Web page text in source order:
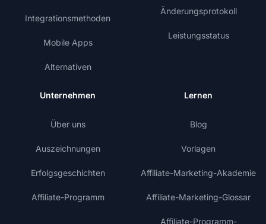
Integrationsmethoden
Mobile Apps
Alternativen
Änderungsprotokoll
Leistungsstatus
Unternehmen
Über uns
Auszeichnungen
Erfolgsgeschichten
Affiliate-Programm
Lernen
Blog
Vorlagen
Affiliate-Marketing-Akademie
Affiliate-Marketing-Glossar
Affiliate-Programm-